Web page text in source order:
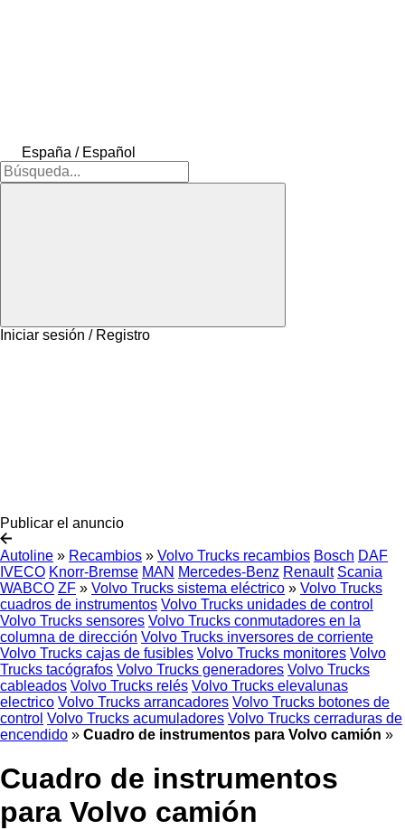
España / Español
Iniciar sesión / Registro
Publicar el anuncio
Autoline » Recambios » Volvo Trucks recambios Bosch DAF
IVECO Knorr-Bremse MAN Mercedes-Benz Renault Scania
WABCO ZF » Volvo Trucks sistema eléctrico » Volvo Trucks
cuadros de instrumentos Volvo Trucks unidades de control
Volvo Trucks sensores Volvo Trucks conmutadores en la
columna de dirección Volvo Trucks inversores de corriente
Volvo Trucks cajas de fusibles Volvo Trucks monitores Volvo
Trucks tacógrafos Volvo Trucks generadores Volvo Trucks
cableados Volvo Trucks relés Volvo Trucks elevalunas
electrico Volvo Trucks arrancadores Volvo Trucks botones de
control Volvo Trucks acumuladores Volvo Trucks cerraduras de
encendido » Cuadro de instrumentos para Volvo camión »
Cuadro de instrumentos
para Volvo camión